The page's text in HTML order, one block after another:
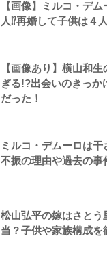
【画像】ミルコ・デ
人⁉︎再婚して子供は４人
【画像あり】横山和
ぎる!?出会いのきっか
だった！
ミルコ・デムーロは
不振の理由や過去の事
松山弘平の嫁はさとう
当？子供や家族構成を